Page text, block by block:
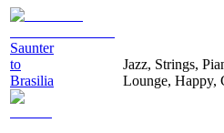
Saunter
to
Brasilia
Jazz, Strings,
Lounge, Happy,